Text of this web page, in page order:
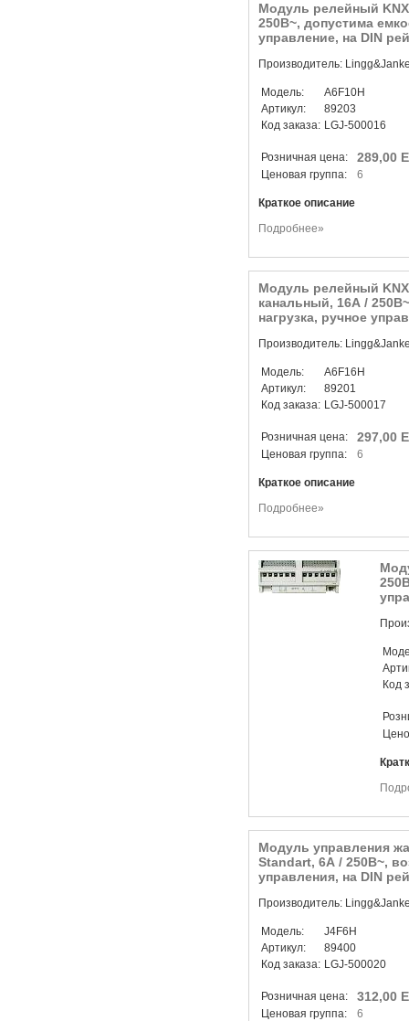
Модуль релейный
250В~, допустима
управление, на DIN
Производитель:
Модель:
A6F10H
Артикул:
89203
Код заказа: LGJ-500016
Розничная цена: 289,00
Ценовая группа: 6
Краткое описание
Подробнее»
Модуль релейный
канальный, 16А /
нагрузка, ручное
Производитель:
Модель:
A6F16H
Артикул:
89201
Код заказа: LGJ-500017
Розничная цена: 297,00
Ценовая группа: 6
Краткое описание
Подробнее»
Код
Модуль управления
Standart, 6А / 250В~,
управления, на DIN
Производитель:
Модель:
J4F6H
Артикул:
89400
Код заказа: LGJ-500020
Розничная цена: 312,00
Ценовая группа: 6